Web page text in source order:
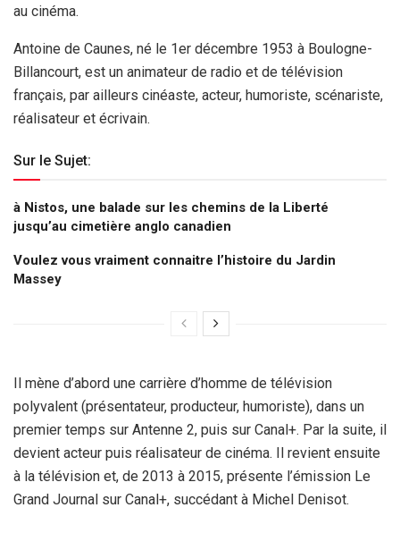
au cinéma.
Antoine de Caunes, né le 1er décembre 1953 à Boulogne-
Billancourt, est un animateur de radio et de télévision
français, par ailleurs cinéaste, acteur, humoriste, scénariste,
réalisateur et écrivain.
Sur le Sujet:
à Nistos, une balade sur les chemins de la Liberté
jusqu’au cimetière anglo canadien
Voulez vous vraiment connaitre l’histoire du Jardin
Massey
Il mène d’abord une carrière d’homme de télévision
polyvalent (présentateur, producteur, humoriste), dans un
premier temps sur Antenne 2, puis sur Canal+. Par la suite, il
devient acteur puis réalisateur de cinéma. Il revient ensuite
à la télévision et, de 2013 à 2015, présente l’émission Le
Grand Journal sur Canal+, succédant à Michel Denisot.